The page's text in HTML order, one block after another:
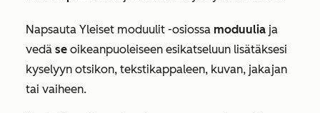
Napsauta Yleiset moduulit -osiossa moduulia ja
vedä se oikeanpuoleiseen esikatseluun lisätäksesi
kyselyyn otsikon, tekstikappaleen, kuvan, jakajan
tai vaiheen.